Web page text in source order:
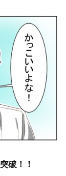
突破！！